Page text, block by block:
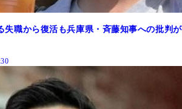
失職から復活も兵庫県・斉藤知事への批判が